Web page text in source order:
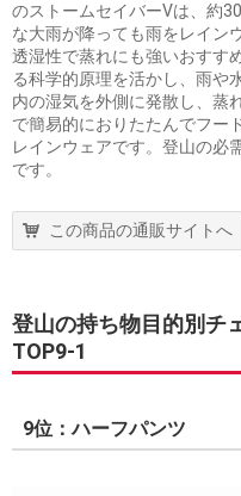
のストームセイバーVは、約
な大雨が降っても雨をレイン
透湿性で蒸れにも強いおすす
る科学的原理を活かし、雨や
内の湿気を外側に発散し、蒸
で簡易的におりたたんでフー
レインウェアです。登山の必
です。
この商品の通販サイトへ
登山の持ち物目的別チ
TOP9-1
9位：ハーフパンツ